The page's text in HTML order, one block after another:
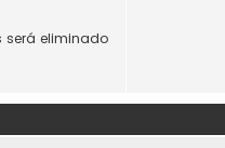
será eliminado